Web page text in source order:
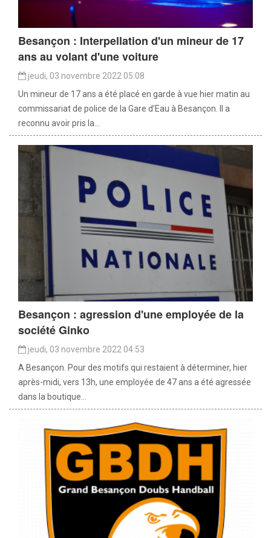
Besançon : Interpellation d'un mineur de 17
ans au volant d'une voiture
jeudi, 03 novembre 2022 05:08
Un mineur de 17 ans a été placé en garde à vue hier matin au
commissariat de police de la Gare d’Eau à Besançon. Il a
reconnu avoir pris la...
Besançon : agression d'une employée de la
société Ginko
jeudi, 03 novembre 2022 04:53
A Besançon. Pour des motifs qui restaient à déterminer, hier
après-midi, vers 13h, une employée de 47 ans a été agressée
dans la boutique...